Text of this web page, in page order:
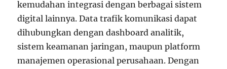
kemudahan integrasi dengan berbagai sistem
digital lainnya. Data trafik komunikasi dapat
dihubungkan dengan dashboard analitik,
sistem keamanan jaringan, maupun platform
manajemen operasional perusahaan. Dengan